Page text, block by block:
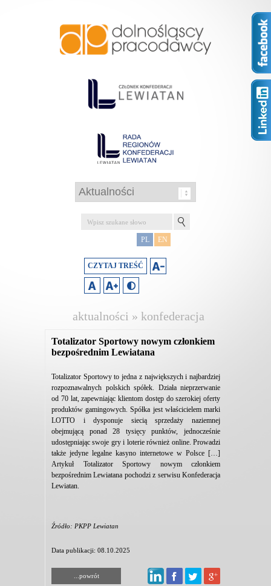
PL EN
CZYTAJ TREŚĆ
aktualności » konfederacja
Totalizator Sportowy nowym członkiem
bezpośrednim Lewiatana
Totalizator Sportowy to jedna z największych i najbardziej
rozpoznawalnych polskich spółek. Działa nieprzerwanie
od 70 lat, zapewniając klientom dostęp do szerokiej oferty
produktów gamingowych. Spółka jest właścicielem marki
LOTTO i dysponuje siecią sprzedaży naziemnej
obejmującą ponad 28 tysięcy punktów, jednocześnie
udostępniając swoje gry i loterie również online. Prowadzi
także jedyne legalne kasyno internetowe w Polsce […]
Artykuł Totalizator Sportowy nowym członkiem
bezpośrednim Lewiatana pochodzi z serwisu Konfederacja
Lewiatan.
Źródło: PKPP Lewiatan
Data publikacji: 08.10.2025
...powrót